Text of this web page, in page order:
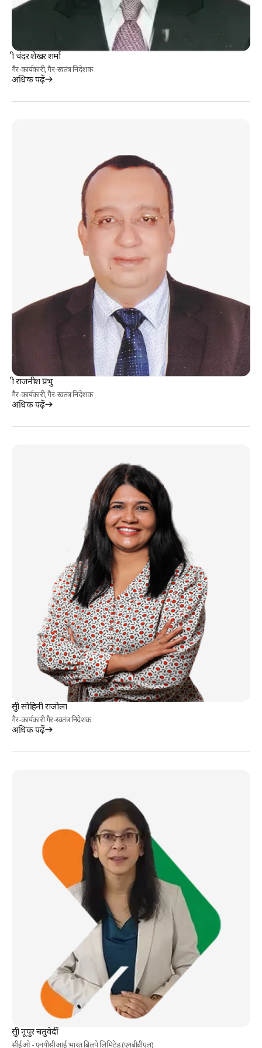
श्री चंदर शेखर शर्मा
गैर-कार्यकारी, गैर-स्वतंत्र निदेशक
अधिक पढ़ें
श्री राजनीश प्रभु
गैर-कार्यकारी, गैर-स्वतंत्र निदेशक
अधिक पढ़ें
सुश्री सोहिनी राजोला
गैर-कार्यकारी गैर-स्वतंत्र निदेशक
अधिक पढ़ें
सुश्री नूपुर चतुवेर्दी
सीईओ - एनपीसीआई भारत बिलपे लिमिटेड (एनबीबीएल)